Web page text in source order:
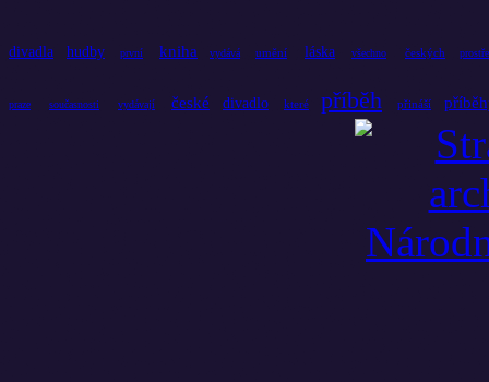
divadla hudby první kniha vydává umění láska všechno českých
praze současnosti vydávají české divadlo které příběh přináší